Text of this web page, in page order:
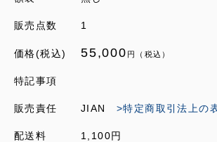
販売点数 1
価格(税込) 55,000 円（税込）
特記事項
販売責任 JIAN >特定商取引法上の
配送料 1,100円